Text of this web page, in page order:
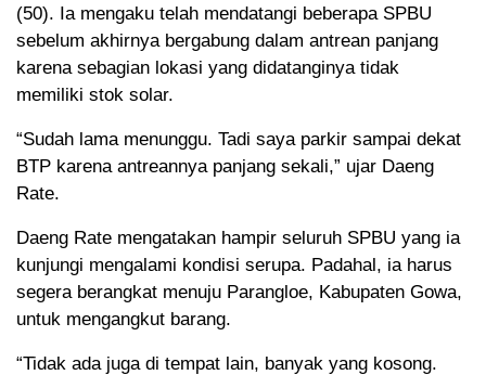
(50). Ia mengaku telah mendatangi beberapa SPBU
sebelum akhirnya bergabung dalam antrean panjang
karena sebagian lokasi yang didatanginya tidak
memiliki stok solar.
“Sudah lama menunggu. Tadi saya parkir sampai dekat
BTP karena antreannya panjang sekali,” ujar Daeng
Rate.
Daeng Rate mengatakan hampir seluruh SPBU yang ia
kunjungi mengalami kondisi serupa. Padahal, ia harus
segera berangkat menuju Parangloe, Kabupaten Gowa,
untuk mengangkut barang.
“Tidak ada juga di tempat lain, banyak yang kosong.